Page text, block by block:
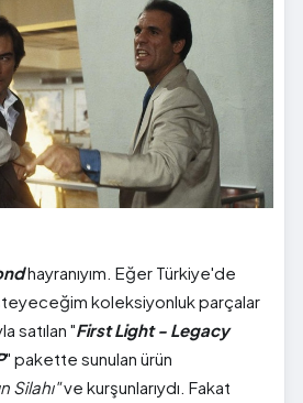
hayranıyım. Eğer Türkiye'de
koleksiyonluk parçalar
satılan "First Light - Legacy
" pakette sunulan ürün
Silahı"ve kurşunlarıydı. Fakat